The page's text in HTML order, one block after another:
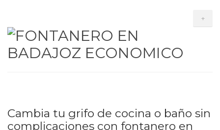
+
Cambia tu grifo de cocina o baño sin
complicaciones con fontanero en